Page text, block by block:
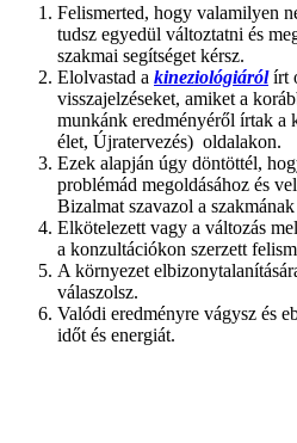
Felismerted, hogy valamilyen
tudsz egyedül változtatni és
szakmai segítséget kérsz.
Elolvastad a kineziológiáról írt
visszajelzéseket, amiket a
munkánk eredményéről írtak a
élet, Újratervezés) oldalakon.
Ezek alapján úgy döntöttél,
problémád megoldásához és
Bizalmat szavazol a
Elkötelezett vagy a változás
a konzultációkon szerzett
A környezet
válaszolsz.
Valódi eredményre vágysz és
időt és energiát.